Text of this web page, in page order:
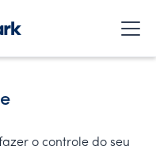
o controle do seu